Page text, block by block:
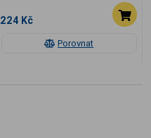
Porovnat
224 Kč